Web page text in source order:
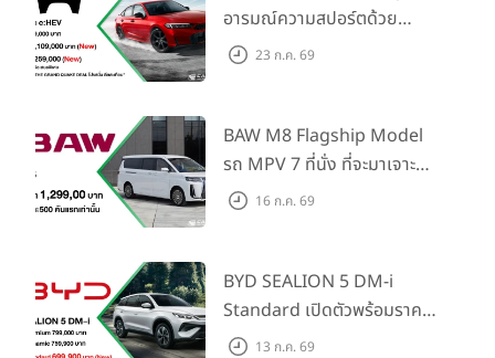
อารมณ์ความสปอร์ตด้วย
Honda S+ Shift ครั้งแรกใน
Traffic Monitor เพียงจอง
ภายใน 31 ก.ค. 2569 รับบัตร
น้ำมันมูลค่า 10,000 บาท
23 ก.ค. 69
BAW M8 Flagship Model
รถ MPV 7 ที่นั่ง ที่จะมาเจาะ
ตลาดครอบครัวและองค์กรยุค
แรก)
16 ก.ค. 69
BYD SEALION 5 DM-i
Standard เปิดตัวพร้อมราคา
คาดการณ์ 699,900 บาท รุ่น
13 ก.ค. 69